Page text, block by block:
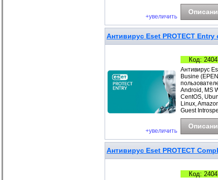
+увеличить
Антивирус Eset PROTECT
+увеличить
Код:
Антивирус
Busine
Android, MS
CentOS,
Linux,
Guest
Антивирус Eset PROTECT
Код: